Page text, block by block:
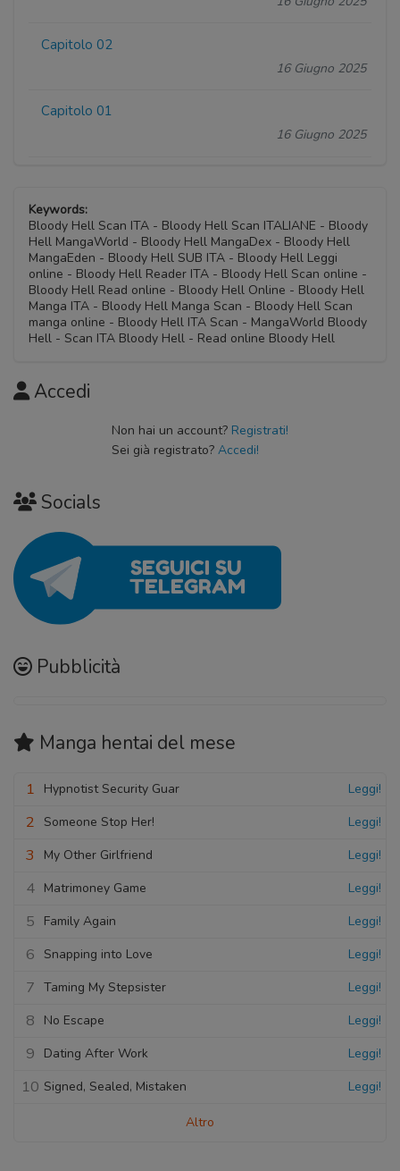
Capitolo 02
16 Giugno 2025
Capitolo 01
16 Giugno 2025
Keywords:
Bloody Hell Scan ITA - Bloody Hell Scan ITALIANE - Bloody
Hell MangaWorld - Bloody Hell MangaDex - Bloody Hell
MangaEden - Bloody Hell SUB ITA - Bloody Hell Leggi
online - Bloody Hell Reader ITA - Bloody Hell Scan online -
Bloody Hell Read online - Bloody Hell Online - Bloody Hell
Manga ITA - Bloody Hell Manga Scan - Bloody Hell Scan
manga online - Bloody Hell ITA Scan - MangaWorld Bloody
Hell - Scan ITA Bloody Hell - Read online Bloody Hell
Accedi
Non hai un account? Registrati!
Sei già registrato? Accedi!
Socials
Pubblicità
Manga hentai del mese
1 Hypnotist Security Guar Leggi!
2 Someone Stop Her! Leggi!
3 My Other Girlfriend Leggi!
4 Matrimoney Game Leggi!
5 Family Again Leggi!
6 Snapping into Love Leggi!
7 Taming My Stepsister Leggi!
8 No Escape Leggi!
9 Dating After Work Leggi!
10 Signed, Sealed, Mistaken Leggi!
Altro